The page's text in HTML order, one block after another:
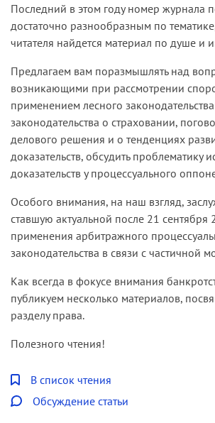
Последний в этом году номер журнала
достаточно разнообразным по
читателя найдется материал по душе и
Предлагаем вам поразмышлять над
возникающими при рассмотрении
применением лесного
законодательства о страховании,
делового решения и о тенденциях
доказательств, обсудить проблематику
доказательств у процессуального
Особого внимания, на наш взгляд,
ставшую актуальной после 21 сентября
применения арбитражного
законодательства в связи с частичной
Как всегда в фокусе внимания
публикуем несколько материалов,
разделу права.
Полезного чтения!
В список чтения
Обсуждение статьи